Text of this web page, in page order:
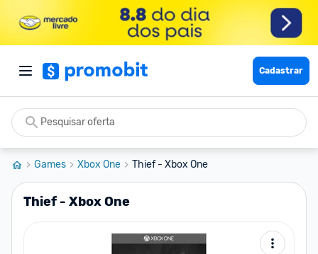
Cadastrar
Games Xbox One Thief - Xbox One
Thief - Xbox One